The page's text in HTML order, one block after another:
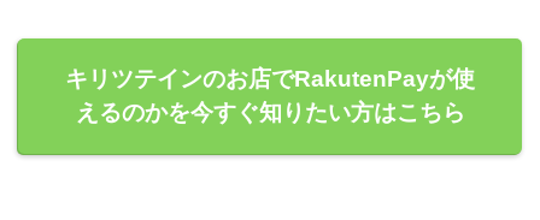
キリツテインのお店でRakutenPayが使
えるのかを今すぐ知りたい方はこちら